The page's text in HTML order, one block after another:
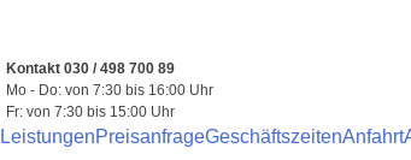
springen
Kontakt 030 / 498 700 89
Mo - Do: von 7:30 bis 16:00 Uhr
Fr: von 7:30 bis 15:00 Uhr
LeistungenPreisanfrageGeschäftszeitenAnfahrt